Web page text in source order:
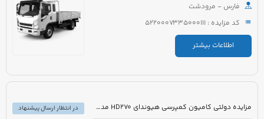
فارس - مرودشت
کد مزایده : 5220007335000111
اطلاعات بیشتر
مزایده دولتی کامیون کمپرسی هیوندای HD270 مدل 1390 رنگ سفید
در انتظار ارسال پیشنهاد